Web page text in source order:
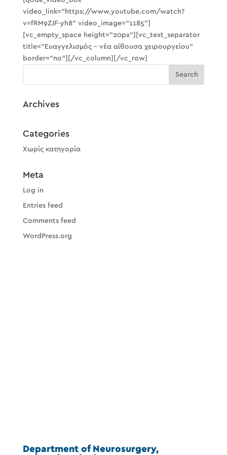
video_link=”https://www.youtube.com/watch?
v=fRM9ZJF-yh8″ video_image=”1185″]
[vc_empty_space height=”20px”][vc_text_separator
title=”Ευαγγελισμός – νέα αίθουσα χειρουργείου”
border=”no”][/vc_column][/vc_row]
Archives
Categories
Χωρίς κατηγορία
Meta
Log in
Entries feed
Comments feed
WordPress.org
Department of Neurosurgery,